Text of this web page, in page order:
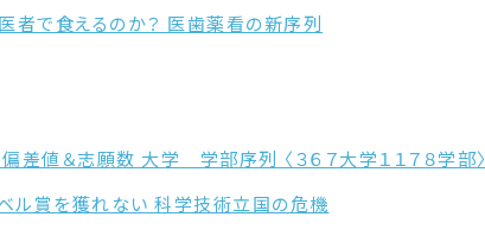
者で食えるのか？ 医歯薬看の新序列
差値＆志願数 大学 学部序列 〈３６７大学１１７８学部〉
ル賞を獲れない 科学技術立国の危機